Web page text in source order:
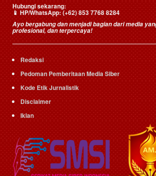
Hubungi sekarang:
📱HP/WhatsApp:(+62) 853 7768 8284
Ayo bergabung dan menjadi bagian dari media
profesional, dan terpercaya!
Redaksi
Pedoman Pemberitaan Media Siber
Kode Etik Jurnalistik
Disclaimer
Iklan